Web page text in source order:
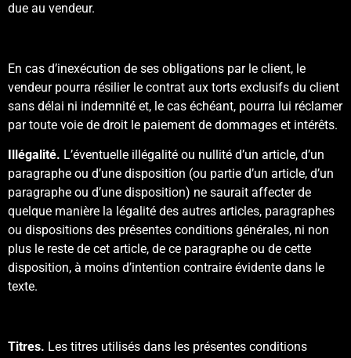
due au vendeur.
En cas d’inexécution de ses obligations par le client, le
vendeur pourra résilier le contrat aux torts exclusifs du client
sans délai ni indemnité et, le cas échéant, pourra lui réclamer
par toute voie de droit le paiement de dommages et intérêts.
Illégalité. L’éventuelle illégalité ou nullité d’un article, d’un
paragraphe ou d’une disposition (ou partie d’un article, d’un
paragraphe ou d’une disposition) ne saurait affecter de
quelque manière la légalité des autres articles, paragraphes
ou dispositions des présentes conditions générales, ni non
plus le reste de cet article, de ce paragraphe ou de cette
disposition, à moins d’intention contraire évidente dans le
texte.
Titres. Les titres utilisés dans les présentes conditions